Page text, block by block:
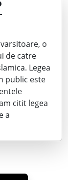
o
de catre
Legea
public este
citit legea
a